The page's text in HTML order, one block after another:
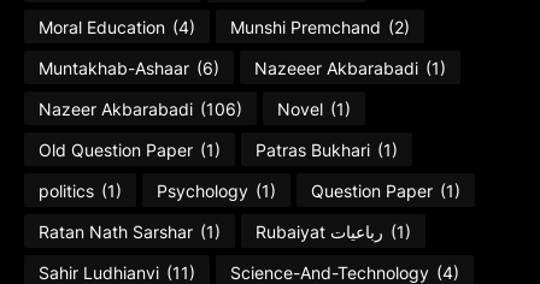
Moral Education (4) Munshi Premchand (2)
Muntakhab-Ashaar (6) Nazeeer Akbarabadi (1)
Nazeer Akbarabadi (106) Novel (1)
Old Question Paper (1) Patras Bukhari (1)
politics (1) Psychology (1) Question Paper (1)
Ratan Nath Sarshar (1) Rubaiyat رباعیات (1)
Sahir Ludhianvi (11) Science-And-Technology (4)